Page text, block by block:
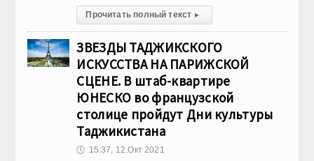
Прочитать полный текст ▸
ЗВЕЗДЫ ТАДЖИКСКОГО
ИСКУССТВА НА ПАРИЖСКОЙ
СЦЕНЕ. В штаб-квартире
ЮНЕСКО во французской
столице пройдут Дни культуры
Таджикистана
🕔 15:37, 12.Окт 2021